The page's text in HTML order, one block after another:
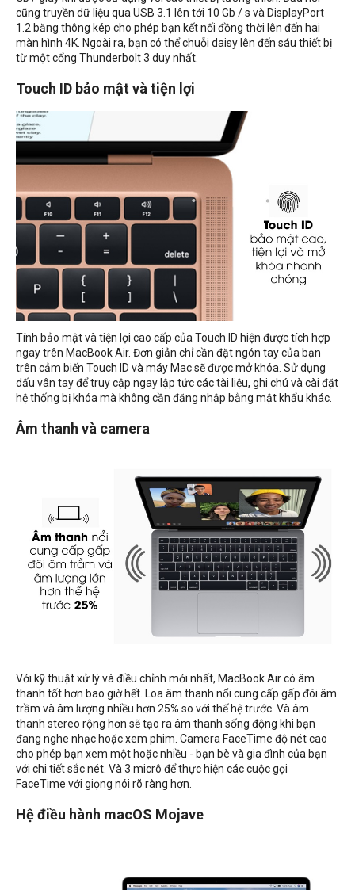
cũng truyền dữ liệu qua USB 3.1 lên tới 10 Gb / s và DisplayPort
1.2 băng thông kép cho phép bạn kết nối đồng thời lên đến hai
màn hình 4K. Ngoài ra, bạn có thể chuỗi daisy lên đến sáu thiết bị
từ một cổng Thunderbolt 3 duy nhất.
Touch ID bảo mật và tiện lợi
Tính bảo mật và tiện lợi cao cấp của Touch ID hiện được tích hợp
ngay trên MacBook Air. Đơn giản chỉ cần đặt ngón tay của bạn
trên cảm biến Touch ID và máy Mac sẽ được mở khóa. Sử dụng
dấu vân tay để truy cập ngay lập tức các tài liệu, ghi chú và cài đặt
hệ thống bị khóa mà không cần đăng nhập bằng mật khẩu khác.
Âm thanh và camera
Với kỹ thuật xử lý và điều chỉnh mới nhất, MacBook Air có âm
thanh tốt hơn bao giờ hết. Loa âm thanh nổi cung cấp gấp đôi âm
trầm và âm lượng nhiều hơn 25% so với thế hệ trước. Và âm
thanh stereo rộng hơn sẽ tạo ra âm thanh sống động khi bạn
đang nghe nhạc hoặc xem phim. Camera FaceTime độ nét cao
cho phép bạn xem một hoặc nhiều - bạn bè và gia đình của bạn
với chi tiết sắc nét. Và 3 micrô để thực hiện các cuộc gọi
FaceTime với giọng nói rõ ràng hơn.
Hệ điều hành macOS Mojave